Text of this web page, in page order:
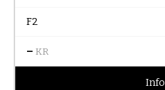
F2
– KR
Info